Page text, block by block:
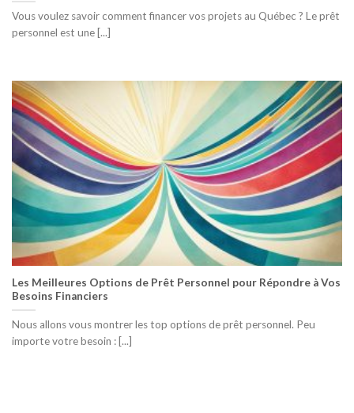
Vous voulez savoir comment financer vos projets au Québec ? Le prêt
personnel est une [...]
Les Meilleures Options de Prêt Personnel pour Répondre à Vos
Besoins Financiers
Nous allons vous montrer les top options de prêt personnel. Peu
importe votre besoin : [...]